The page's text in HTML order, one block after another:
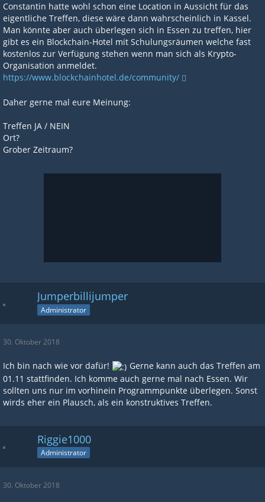
Constantin hatte wohl schon eine Location in Aussicht für das
eigentliche Treffen, diese wäre dann wahrscheinlich in Kassel.
Man könnte aber auch überlegen sich in Essen zu treffen, hier
gibt es ein Blockchain-Hotel mit Schulungsräumen welche fast
kostenlos zur Verfügung stehen wenn man sich als Krypto-
Organisation anmeldet.
https://www.blockchainhotel.de/community/
Daher gerne mal eure Meinung:
Treffen JA / NEIN
Ort?
Grober Zeitraum?
Jumperbillijumper
Administrator
30. Oktober 2018
Ich bin nach wie vor dafür!
Gerne kann auch das Treffen am
01.11 stattfinden. Ich komme auch gerne mal nach Essen. Wir
sollten uns nur im vorhinein Programmpunkte überlegen. Sonst
wirds eher ein Plausch, als ein konstruktives Treffen.
Riggie1000
Administrator
30. Oktober 2018